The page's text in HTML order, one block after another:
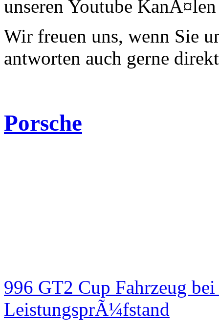
unseren Youtube
Wir freuen uns, wenn Sie
antworten auch gerne
Porsche
996 GT2 Cup Fahrzeug
LeistungsprÃ¼fstand